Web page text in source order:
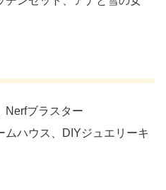
Nerfブラスター
ムハウス、DIYジュエリーキ